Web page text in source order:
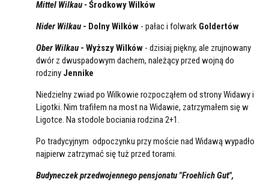
Mittel Wilkau -Środkowy Wilków
Nider Wilkau - Dolny Wilków - pałac i folwark Goldertów
Ober Wilkau - Wyższy Wilków - dzisiaj piękny, ale zrujnowany
dwór z dwuspadowym dachem, należący przed wojną do
rodziny Jennike
Niedzielny zwiad po Wilkowie rozpocząłem od strony Widawy i
Ligotki. Nim trafiłem na most na Widawie, zatrzymałem się w
Ligotce. Na stodole bociania rodzina 2+1.
Po tradycyjnym odpoczynku przy moście nad Widawą wypadło
najpierw zatrzymać się tuż przed torami.
Budyneczek przedwojennego pensjonatu "Froehlich Gut",